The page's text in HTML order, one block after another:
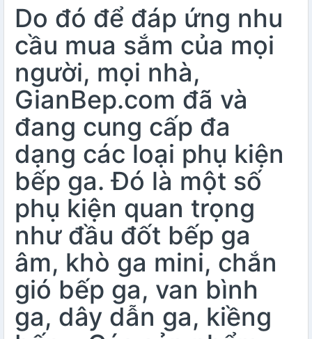
Do đó để đáp ứng nhu
cầu mua sắm của mọi
người, mọi nhà,
GianBep.com đã và
đang cung cấp đa
dạng các loại phụ kiện
bếp ga. Đó là một số
phụ kiện quan trọng
như đầu đốt bếp ga
âm, khò ga mini, chắn
gió bếp ga, van bình
ga, dây dẫn ga, kiềng